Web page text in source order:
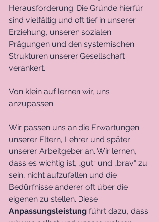
Herausforderung. Die Gründe hierfür
sind vielfältig und oft tief in unserer
Erziehung, unseren sozialen
Prägungen und den systemischen
Strukturen unserer Gesellschaft
verankert.
Von klein auf lernen wir, uns
anzupassen.
Wir passen uns an die Erwartungen
unserer Eltern, Lehrer und später
unserer Arbeitgeber an. Wir lernen,
dass es wichtig ist, „gut“ und „brav“ zu
sein, nicht aufzufallen und die
Bedürfnisse anderer oft über die
eigenen zu stellen. Diese
Anpassungsleistung führt dazu, dass